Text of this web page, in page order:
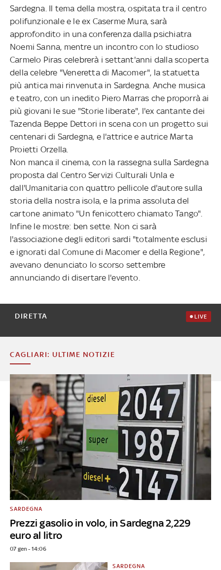
Sardegna. Il tema della mostra, ospitata tra il centro
polifunzionale e le ex Caserme Mura, sarà
approfondito in una conferenza dalla psichiatra
Noemi Sanna, mentre un incontro con lo studioso
Carmelo Piras celebrerà i settant'anni dalla scoperta
della celebre "Veneretta di Macomer", la statuetta
più antica mai rinvenuta in Sardegna. Anche musica
e teatro, con un inedito Piero Marras che proporrà ai
più giovani le sue "Storie liberate", l'ex cantante dei
Tazenda Beppe Dettori in scena con un progetto sui
centenari di Sardegna, e l'attrice e autrice Marta
Proietti Orzella.
Non manca il cinema, con la rassegna sulla Sardegna
proposta dal Centro Servizi Culturali Unla e
dall'Umanitaria con quattro pellicole d'autore sulla
storia della nostra isola, e la prima assoluta del
cartone animato "Un fenicottero chiamato Tango".
Infine le mostre: ben sette. Non ci sarà
l'associazione degli editori sardi "totalmente esclusi
e ignorati dal Comune di Macomer e della Regione",
avevano denunciato lo scorso settembre
annunciando di disertare l'evento.
DIRETTA LIVE
CAGLIARI: ULTIME NOTIZIE
Prezzi gasolio in volo, in Sardegna 2,229
euro al litro
SARDEGNA
07 gen - 14:06
SARDEGNA